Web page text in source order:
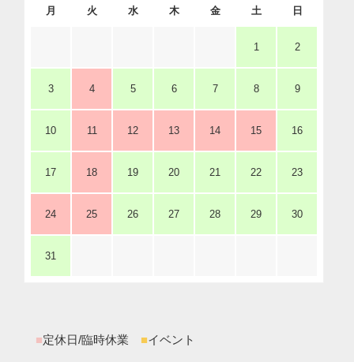
月 火 水 木 金 土 日
1 2
3 4 5 6 7 8 9
10 11 12 13 14 15 16
17 18 19 20 21 22 23
24 25 26 27 28 29 30
31
■定休日/臨時休業 ■イベント